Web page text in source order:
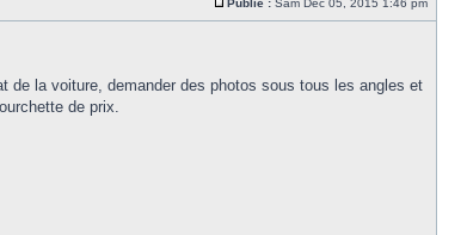
Publié : Sam Déc 05, 2015 1:46 pm
de la voiture, demander des photos sous tous les angles et
de prix.